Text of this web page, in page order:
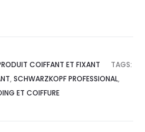
COIFFANT ET FIXANT
TAGS:
, SCHWARZKOPF PROFESSIONAL,
ET COIFFURE